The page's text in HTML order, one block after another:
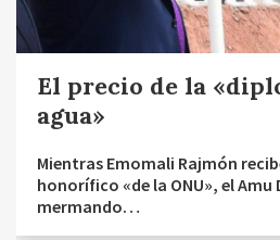
El precio de la
agua»
Mientras Emomali Rajmón
honorífico «de la ONU», el Amu
mermando…